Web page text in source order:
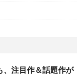
注目作＆話題作が